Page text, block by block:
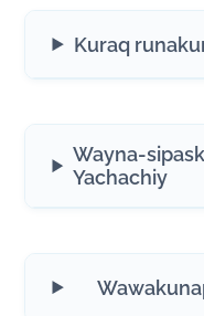
Kuraq
Wayna-
Yachachiy